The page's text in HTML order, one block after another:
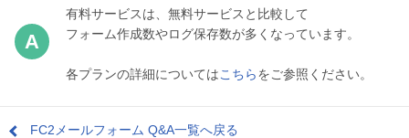
有料サービスは、無料サービスと比較して
フォーム作成数やログ保存数が多くなっています。
各プランの詳細についてはこちらをご参照ください。
FC2メールフォーム Q&A一覧へ戻る